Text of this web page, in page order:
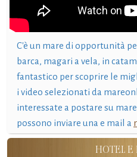
C'è un mare di opportunità
barca, magari a vela, in
fantastico per scoprire le
i video selezionati da
interessate a postare su
possono inviare una e mail a
HOTEL E